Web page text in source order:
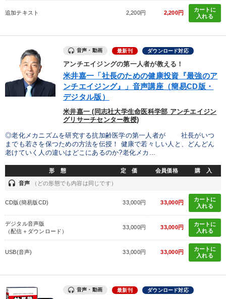
追加テキスト 2,200円 2,200円
カートに
入れる
音声・動画 最新刊 ダウンロード対応
アンチエイジングの第一人者が教える！
米井嘉一「社長のための健康投資『最強のア
ンチエイジング』」音声講座（簡易CD版・
デジタル版）
米井嘉一 (同志社大学生命医科学部 アンチエイジン
グリサーチセンター教授)
◎老化メカニズムを研究する抗加齢医学の第一人者が 社長がいつ
までも若さを保つための方法を伝授！ 健康で若々しい人と、どんどん
老けていく人の違いはどこにあるのか?老化メカ...
形 態 定 価 会員価格 購 入
headset 音声 （どの形態でも内容は同じです）
CD版(簡易版CD) 33,000円 33,000円
カートに
入れる
デジタル音声版
（配信＋ダウンロード）
33,000円 33,000円
カートに
入れる
USB(音声) 33,000円 33,000円
カートに
入れる
音声・動画 最新刊 ダウンロード対応